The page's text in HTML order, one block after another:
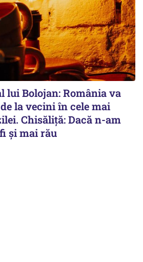
lui Bolojan: România va
la vecini în cele mai
Chisăliță: Dacă n-am
și mai rău